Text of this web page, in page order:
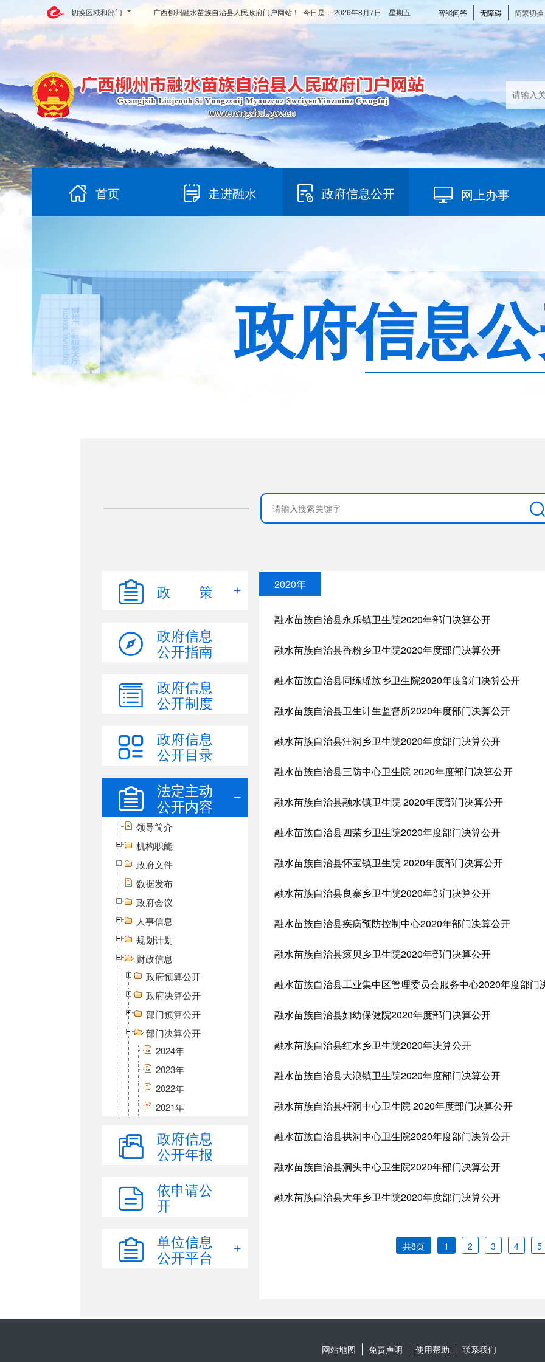
切换区域和部门 智能问答 无障碍 简繁切换
广西柳州融水苗族自治县人民政府门户网站！ 今日是： 2026年8月7日 星期五
首页 走进融水 政府信息公开 网上办事
政府信息
政 策
政府信息
公开指南
政府信息
公开制度
政府信息
公开目录
法定主动
公开内容
领导简介
机构职能
政府文件
数据发布
政府会议
人事信息
规划计划
财政信息
政府预算公开
政府决算公开
部门预算公开
部门决算公开
2024年
2023年
2022年
2021年
2019年
三公经费
财政专项资金
重大建设项目批准和实施领
域公开
政府信息
公开年报
依申请公
开
单位信息
公开平台
网站地图 免责声明 使用帮助
联系我们